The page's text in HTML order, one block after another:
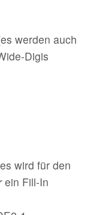
auch
Digis
für den
ein Fill-In